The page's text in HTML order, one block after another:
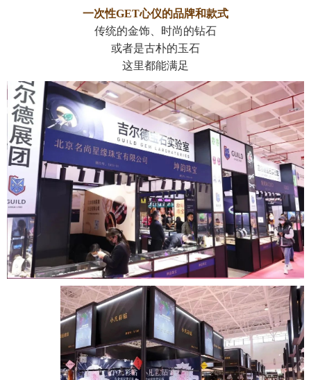
一次性GET心仪的品牌和款式
传统的金饰、时尚的钻石
或者是古朴的玉石
这里都能满足